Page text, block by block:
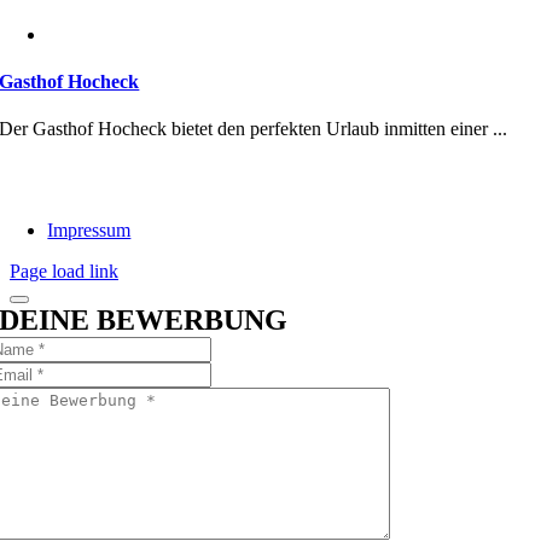
Gasthof Hocheck
Der Gasthof Hocheck bietet den perfekten Urlaub inmitten einer ...
Impressum
Page load link
DEINE BEWERBUNG